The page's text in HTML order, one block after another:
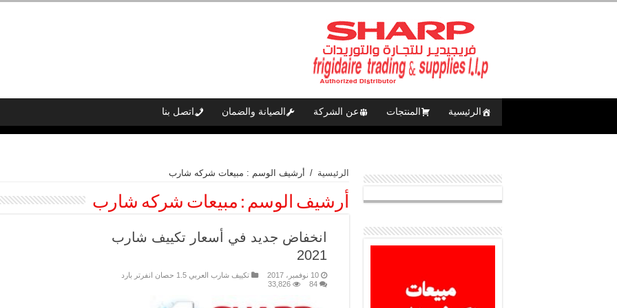
الرئيسية المنتجات عن الشركة الصيانة والضمان اتصل بنا
الرئيسية / أرشيف الوسم : مبيعات شركه شارب
أرشيف الوسم : مبيعات شركه شارب
انخفاض جديد في أسعار تكييف شارب
2021
10 نوفمبر، 2017
تكييف شارب العربي 1.5 حصان انفرتر بارد
84
33,826